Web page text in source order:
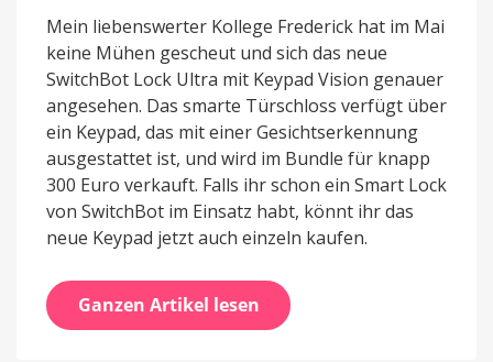
Mein liebenswerter Kollege Frederick hat im Mai
keine Mühen gescheut und sich das neue
SwitchBot Lock Ultra mit Keypad Vision genauer
angesehen. Das smarte Türschloss verfügt über
ein Keypad, das mit einer Gesichtserkennung
ausgestattet ist, und wird im Bundle für knapp
300 Euro verkauft. Falls ihr schon ein Smart Lock
von SwitchBot im Einsatz habt, könnt ihr das
neue Keypad jetzt auch einzeln kaufen.
Ganzen Artikel lesen